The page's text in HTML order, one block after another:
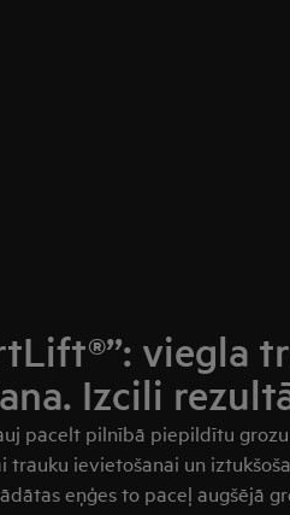
viegla
Izcili
pacelt pilnībā piepildītu
trauku ievietošanai un
eņģes to paceļ augšējā